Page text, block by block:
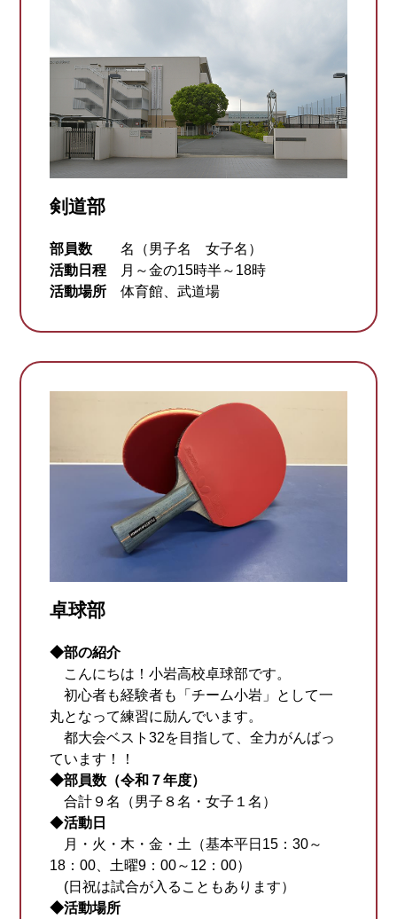
剣道部
部員数 名（男子名 女子名）
活動日程 月～金の15時半～18時
活動場所 体育館、武道場
卓球部
◆部の紹介
こんにちは！小岩高校卓球部です。
初心者も経験者も「チーム小岩」として一
丸となって練習に励んでいます。
都大会ベスト32を目指して、全力がんばっ
ています！！
◆部員数（令和７年度）
合計９名（男子８名・女子１名）
◆活動日
月・火・木・金・土（基本平日15：30～
18：00、土曜9：00～12：00）
(日祝は試合が入ることもあります）
◆活動場所